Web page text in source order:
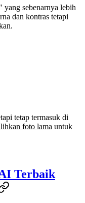
yang sebenarnya lebih
dan kontras tetapi
tetap termasuk di
foto lama untuk
Terbaik